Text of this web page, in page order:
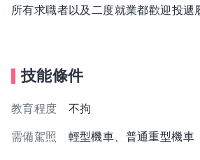
所有求職者以及二度就業都歡迎投遞
技能條件
教育程度 不拘
需備駕照 輕型機車、普通重型機車